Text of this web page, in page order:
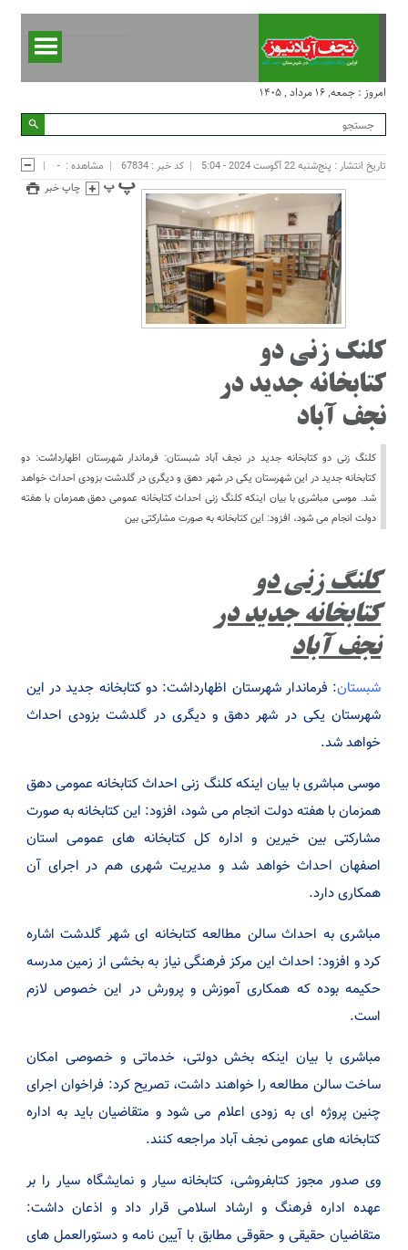
امروز : جمعه, ۱۶ مرداد , ۱۴۰۵
تاریخ انتشار : پنج‌شنبه 22 آگوست 2024 - 5:04 کد خبر : 67834 مشاهده : -
چاپ خبر
کلنگ زنی دو
کتابخانه جدید در
نجف آباد
کلنگ زنی دو کتابخانه جدید در نجف آباد شبستان: فرماندار شهرستان اظهارداشت: دو
کتابخانه جدید در این شهرستان یکی در شهر دهق و دیگری در گلدشت بزودی احداث خواهد
شد. موسی مباشری با بیان اینکه کلنگ زنی احداث کتابخانه عمومی دهق همزمان با هفته
دولت انجام می شود، افزود: این کتابخانه به صورت مشارکتی بین
کلنگ زنی دو
کتابخانه جدید در
نجف آباد
شبستان: فرماندار شهرستان اظهارداشت: دو کتابخانه جدید در این
شهرستان یکی در شهر دهق و دیگری در گلدشت بزودی احداث
خواهد شد.
موسی مباشری با بیان اینکه کلنگ زنی احداث کتابخانه عمومی دهق
همزمان با هفته دولت انجام می شود، افزود: این کتابخانه به صورت
مشارکتی بین خیرین و اداره کل کتابخانه های عمومی استان
اصفهان احداث خواهد شد و مدیریت شهری هم در اجرای آن
همکاری دارد.
مباشری به احداث سالن مطالعه کتابخانه ای شهر گلدشت اشاره
کرد و افزود: احداث این مرکز فرهنگی نیاز به بخشی از زمین مدرسه
حکیمه بوده که همکاری آموزش و پرورش در این خصوص لازم
است.
مباشری با بیان اینکه بخش دولتی، خدماتی و خصوصی امکان
ساخت سالن مطالعه را خواهند داشت، تصریح کرد: فراخوان اجرای
چنین پروژه ای به زودی اعلام می شود و متقاضیان باید به اداره
کتابخانه های عمومی نجف آباد مراجعه کنند.
وی صدور مجوز کتابفروشی، کتابخانه سیار و نمایشگاه سیار را بر
عهده اداره فرهنگ و ارشاد اسلامی قرار داد و اذعان داشت:
متقاضیان حقیقی و حقوقی مطابق با آیین نامه و دستورالعمل های